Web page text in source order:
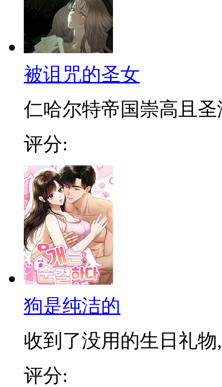
被诅咒的圣女
仁哈尔特帝国崇高且圣
评分:
狗是纯洁的
收到了没用的生日礼物
评分: